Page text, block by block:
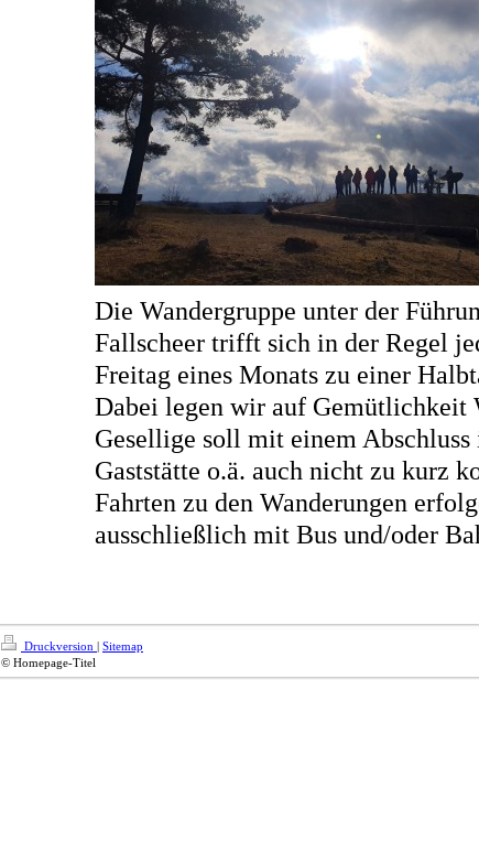
Die Wandergruppe unter der
Fallscheer trifft sich in der Regel
Freitag eines Monats zu einer
Dabei legen wir auf Gemütlichkeit
Gesellige soll mit einem Abschluss
Gaststätte o.ä. auch nicht zu kurz
Fahrten zu den Wanderungen
ausschließlich mit Bus und/oder
Druckversion | Sitemap
© Homepage-Titel